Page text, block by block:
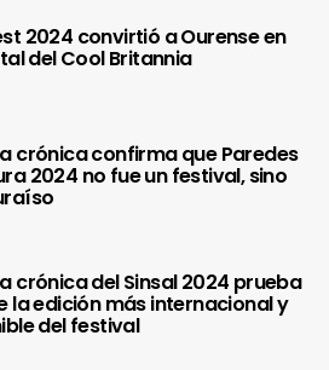
2024 convirtió a Ourense en
del Cool Britannia
crónica confirma que Paredes
2024 no fue un festival, sino
crónica del Sinsal 2024 prueba
la edición más internacional y
del festival